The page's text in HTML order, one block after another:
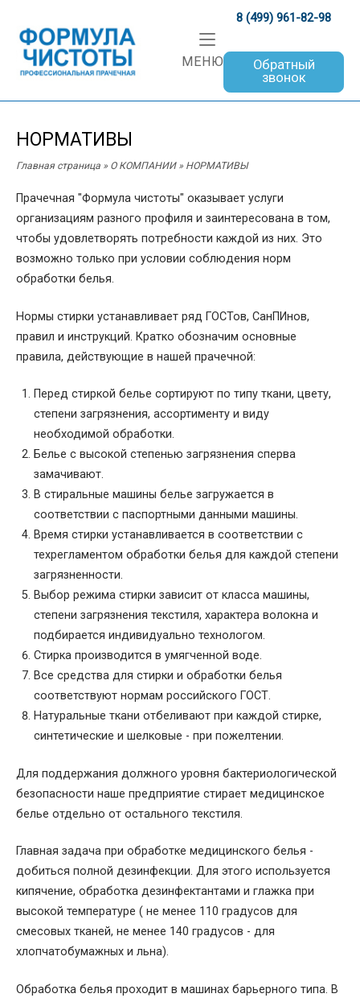
content
Home
МЕНЮMenu
8 (499) 961-82-98
Обратный
звонок
НОРМАТИВЫ
Главная страница » О КОМПАНИИ» НОРМАТИВЫ
Прачечная "Формула чистоты" оказывает услуги
организациям разного профиля и заинтересована в том,
чтобы удовлетворять потребности каждой из них. Это
возможно только при условии соблюдения норм
обработки белья.
Нормы стирки устанавливает ряд ГОСТов, СанПИнов,
правил и инструкций. Кратко обозначим основные
правила, действующие в нашей прачечной:
Перед стиркой белье сортируют по типу ткани, цвету,
степени загрязнения, ассортименту и виду
необходимой обработки.
Белье с высокой степенью загрязнения сперва
замачивают.
В стиральные машины белье загружается в
соответствии с паспортными данными машины.
Время стирки устанавливается в соответствии с
техрегламентом обработки белья для каждой степени
загрязненности.
Выбор режима стирки зависит от класса машины,
степени загрязнения текстиля, характера волокна и
подбирается индивидуально технологом.
Стирка производится в умягченной воде.
Все средства для стирки и обработки белья
соответствуют нормам российского ГОСТ.
Натуральные ткани отбеливают при каждой стирке,
синтетические и шелковые - при пожелтении.
Для поддержания должного уровня бактериологической
безопасности наше предприятие стирает медицинское
белье отдельно от остального текстиля.
Главная задача при обработке медицинского белья -
добиться полной дезинфекции. Для этого используется
кипячение, обработка дезинфектантами и глажка при
высокой температуре ( не менее 110 градусов для
смесовых тканей, не менее 140 градусов - для
хлопчатобумажных и льна).
Обработка белья проходит в машинах барьерного типа. В